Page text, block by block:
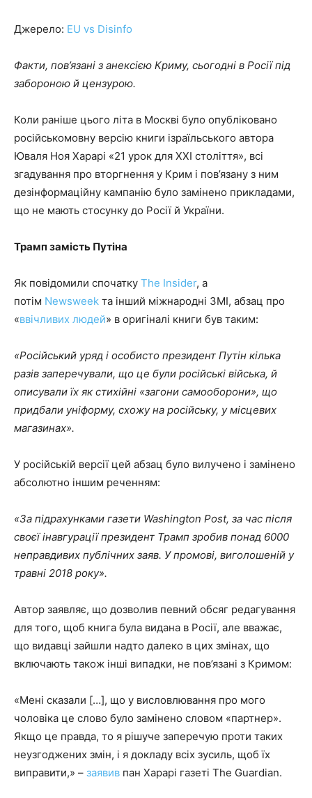
Джерело: EU vs Disinfo
Факти, пов’язані з анексією Криму, сьогодні в Росії під
забороною й цензурою.
Коли раніше цього літа в Москві було опубліковано
російськомовну версію книги ізраїльського автора
Юваля Ноя Харарі «21 урок для XXI століття», всі
згадування про вторгнення у Крим і пов’язану з ним
дезінформаційну кампанію було замінено прикладами,
що не мають стосунку до Росії й України.
Трамп замість Путіна
Як повідомили спочатку The Insider, а
потім Newsweek та інший міжнародні ЗМІ, абзац про
«ввічливих людей» в оригіналі книги був таким:
«Російський уряд і особисто президент Путін кілька
разів заперечували, що це були російські війська, й
описували їх як стихійні «загони самооборони», що
придбали уніформу, схожу на російську, у місцевих
магазинах».
У російській версії цей абзац було вилучено і замінено
абсолютно іншим реченням:
«За підрахунками газети Washington Post, за час після
своєї інавгурації президент Трамп зробив понад 6000
неправдивих публічних заяв. У промові, виголошеній у
травні 2018 року».
Автор заявляє, що дозволив певний обсяг редагування
для того, щоб книга була видана в Росії, але вважає,
що видавці зайшли надто далеко в цих змінах, що
включають також інші випадки, не пов’язані з Кримом:
«Мені сказали […], що у висловлювання про мого
чоловіка це слово було замінено словом «партнер».
Якщо це правда, то я рішуче заперечую проти таких
неузгоджених змін, і я докладу всіх зусиль, щоб їх
виправити,» – заявив пан Харарі газеті The Guardian.